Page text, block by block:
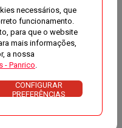
necessários, que
funcionamento.
para que o website
mais informações,
a nossa
- Panrico
CONFIGURAR
PREFERÊNCIAS